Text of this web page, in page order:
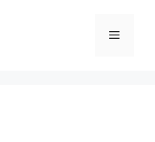
Menü